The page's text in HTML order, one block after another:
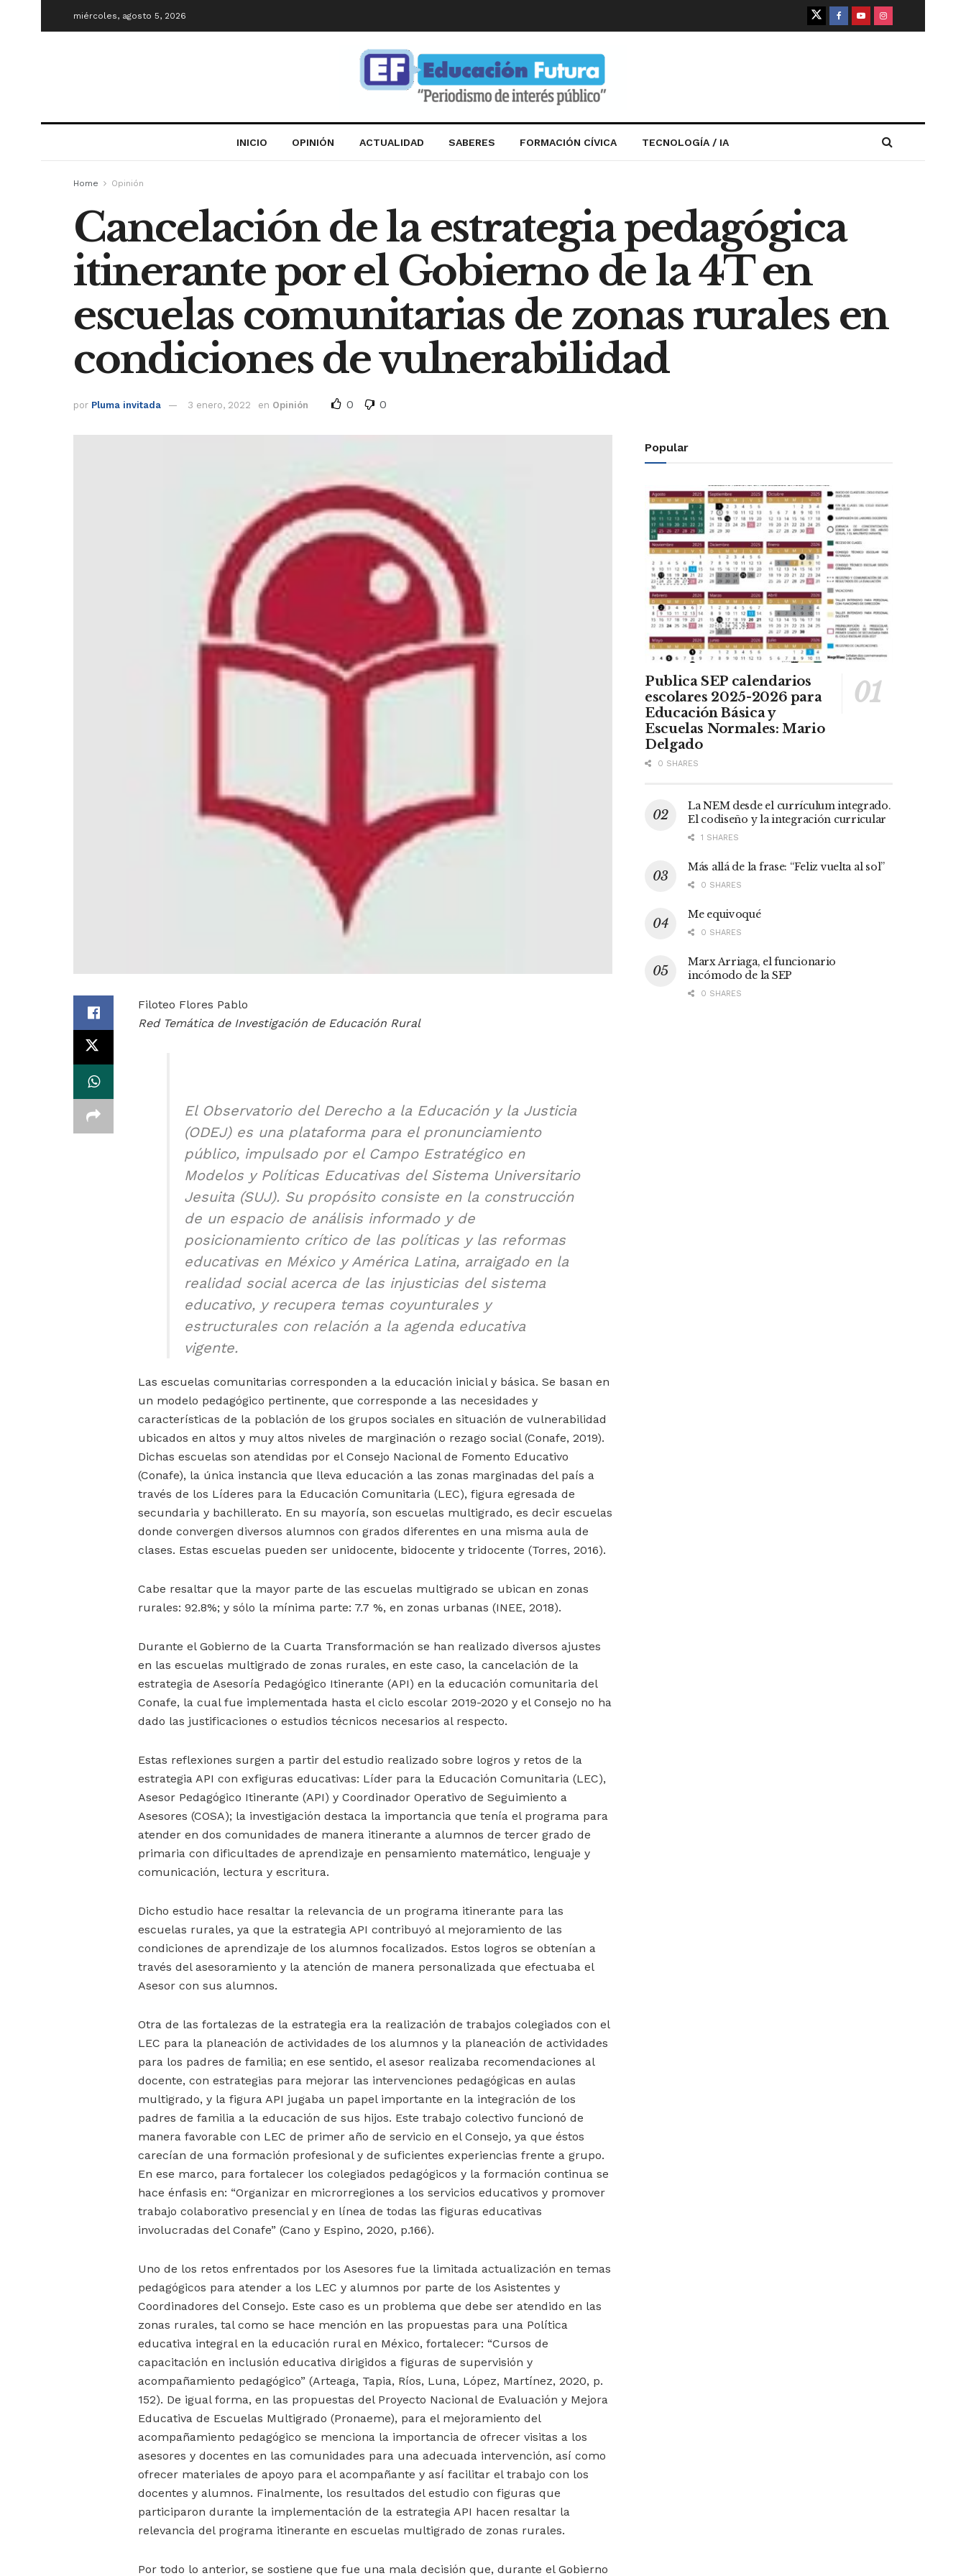
miércoles, agosto 5, 2026
INICIO OPINIÓN ACTUALIDAD SABERES FORMACIÓN CÍVICA TECNOLOGÍA / IA
Home Opinión
Cancelación de la estrategia pedagógica
itinerante por el Gobierno de la 4T en
escuelas comunitarias de zonas rurales en
condiciones de vulnerabilidad
por Pluma invitada 3 enero, 2022 en Opinión 0 0
Filoteo Flores Pablo
Red Temática de Investigación de Educación Rural
El Observatorio del Derecho a la Educación y la Justicia
(ODEJ) es una plataforma para el pronunciamiento
público, impulsado por el Campo Estratégico en
Modelos y Políticas Educativas del Sistema Universitario
Jesuita (SUJ). Su propósito consiste en la construcción
de un espacio de análisis informado y de
posicionamiento crítico de las políticas y las reformas
educativas en México y América Latina, arraigado en la
realidad social acerca de las injusticias del sistema
educativo, y recupera temas coyunturales y
estructurales con relación a la agenda educativa
vigente.
Las escuelas comunitarias corresponden a la educación inicial y básica. Se basan en
un modelo pedagógico pertinente, que corresponde a las necesidades y
características de la población de los grupos sociales en situación de vulnerabilidad
ubicados en altos y muy altos niveles de marginación o rezago social (Conafe, 2019).
Dichas escuelas son atendidas por el Consejo Nacional de Fomento Educativo
(Conafe), la única instancia que lleva educación a las zonas marginadas del país a
través de los Líderes para la Educación Comunitaria (LEC), figura egresada de
secundaria y bachillerato. En su mayoría, son escuelas multigrado, es decir escuelas
donde convergen diversos alumnos con grados diferentes en una misma aula de
clases. Estas escuelas pueden ser unidocente, bidocente y tridocente (Torres, 2016).
Cabe resaltar que la mayor parte de las escuelas multigrado se ubican en zonas
rurales: 92.8%; y sólo la mínima parte: 7.7 %, en zonas urbanas (INEE, 2018).
Durante el Gobierno de la Cuarta Transformación se han realizado diversos ajustes
en las escuelas multigrado de zonas rurales, en este caso, la cancelación de la
estrategia de Asesoría Pedagógico Itinerante (API) en la educación comunitaria del
Conafe, la cual fue implementada hasta el ciclo escolar 2019-2020 y el Consejo no ha
dado las justificaciones o estudios técnicos necesarios al respecto.
Estas reflexiones surgen a partir del estudio realizado sobre logros y retos de la
estrategia API con exfiguras educativas: Líder para la Educación Comunitaria (LEC),
Asesor Pedagógico Itinerante (API) y Coordinador Operativo de Seguimiento a
Asesores (COSA); la investigación destaca la importancia que tenía el programa para
atender en dos comunidades de manera itinerante a alumnos de tercer grado de
primaria con dificultades de aprendizaje en pensamiento matemático, lenguaje y
comunicación, lectura y escritura.
Dicho estudio hace resaltar la relevancia de un programa itinerante para las
escuelas rurales, ya que la estrategia API contribuyó al mejoramiento de las
condiciones de aprendizaje de los alumnos focalizados. Estos logros se obtenían a
través del asesoramiento y la atención de manera personalizada que efectuaba el
Asesor con sus alumnos.
Otra de las fortalezas de la estrategia era la realización de trabajos colegiados con el
LEC para la planeación de actividades de los alumnos y la planeación de actividades
para los padres de familia; en ese sentido, el asesor realizaba recomendaciones al
docente, con estrategias para mejorar las intervenciones pedagógicas en aulas
multigrado, y la figura API jugaba un papel importante en la integración de los
padres de familia a la educación de sus hijos. Este trabajo colectivo funcionó de
manera favorable con LEC de primer año de servicio en el Consejo, ya que éstos
carecían de una formación profesional y de suficientes experiencias frente a grupo.
En ese marco, para fortalecer los colegiados pedagógicos y la formación continua se
hace énfasis en: “Organizar en microrregiones a los servicios educativos y promover
trabajo colaborativo presencial y en línea de todas las figuras educativas
involucradas del Conafe” (Cano y Espino, 2020, p.166).
Uno de los retos enfrentados por los Asesores fue la limitada actualización en temas
pedagógicos para atender a los LEC y alumnos por parte de los Asistentes y
Coordinadores del Consejo. Este caso es un problema que debe ser atendido en las
zonas rurales, tal como se hace mención en las propuestas para una Política
educativa integral en la educación rural en México, fortalecer: “Cursos de
capacitación en inclusión educativa dirigidos a figuras de supervisión y
acompañamiento pedagógico” (Arteaga, Tapia, Ríos, Luna, López, Martínez, 2020, p.
152). De igual forma, en las propuestas del Proyecto Nacional de Evaluación y Mejora
Educativa de Escuelas Multigrado (Pronaeme), para el mejoramiento del
acompañamiento pedagógico se menciona la importancia de ofrecer visitas a los
asesores y docentes en las comunidades para una adecuada intervención, así como
ofrecer materiales de apoyo para el acompañante y así facilitar el trabajo con los
docentes y alumnos. Finalmente, los resultados del estudio con figuras que
participaron durante la implementación de la estrategia API hacen resaltar la
relevancia del programa itinerante en escuelas multigrado de zonas rurales.
Por todo lo anterior, se sostiene que fue una mala decisión que, durante el Gobierno
Popular
Publica SEP calendarios
escolares 2025-2026 para
Educación Básica y
Escuelas Normales: Mario
Delgado
0 SHARES
La NEM desde el currículum integrado.
El codiseño y la integración curricular
1 SHARES
Más allá de la frase: “Feliz vuelta al sol”
0 SHARES
Me equivoqué
0 SHARES
Marx Arriaga, el funcionario
incómodo de la SEP
0 SHARES